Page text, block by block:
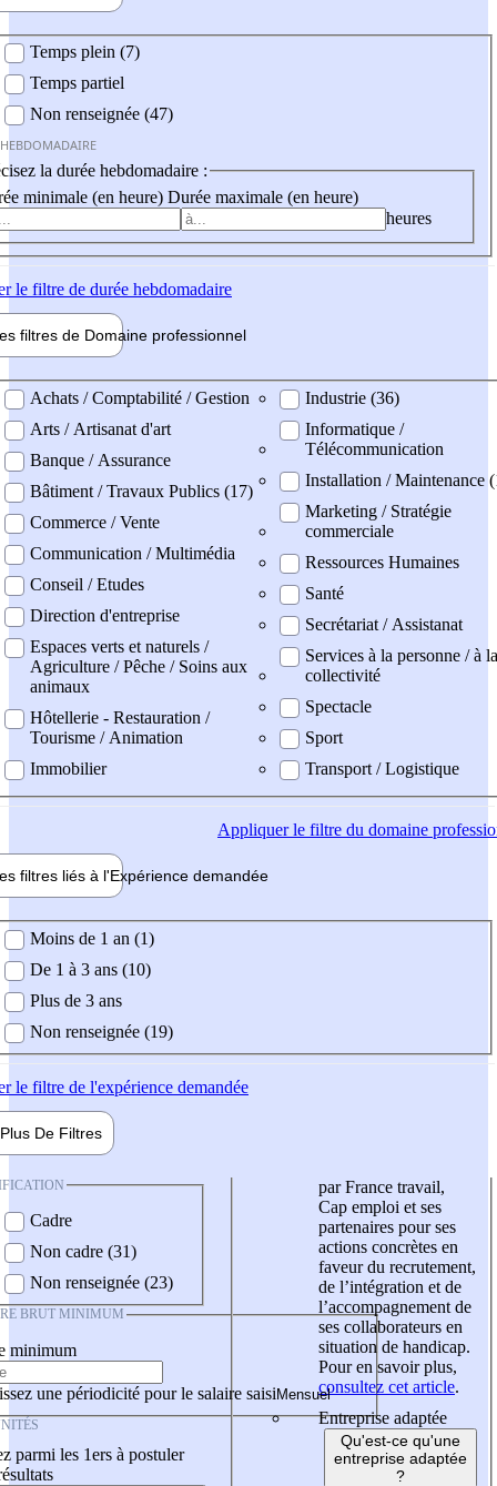
Temps plein (7)
Temps partiel
Non renseignée (47)
la durée hebdomadaire :
minimale (en heure) Durée maximale (en heure)
heures
le filtre de durée hebdomadaire
filtres de Domaine professionnel
professionel
Achats / Comptabilité / Gestion
Arts / Artisanat d'art
Banque / Assurance
Bâtiment / Travaux Publics (17)
Commerce / Vente
Communication / Multimédia
Conseil / Etudes
Direction d'entreprise
Espaces verts et naturels /
Agriculture / Pêche / Soins aux
animaux
Hôtellerie - Restauration /
Tourisme / Animation
Immobilier
Industrie (36)
Informatique /
Télécommunication
Installation / Maintenance
Marketing / Stratégie
commerciale
Ressources Humaines
Santé
Secrétariat / Assistanat
Services à la personne / à la
collectivité
Spectacle
Sport
Transport / Logistique
Appliquerle filtre du domaine
filtres liés à l'Expérience demandée
demandée
Moins de 1 an (1)
De 1 à 3 ans (10)
Plus de 3 ans
Non renseignée (19)
le filtre de l'expérience demandée
Plus De Filtres
Cadre
Non cadre (31)
Non renseignée (23)
BRUT MINIMUM
minimum
une périodicité pour le salaire saisi
parmi les 1ers à postuler
par France travail,
Cap emploi et ses
partenaires pour ses
actions concrètes en
faveur du recrutement,
de l’intégration et de
l’accompagnement de
ses collaborateurs en
situation de handicap.
Pour en savoir plus,
consultez cet article.
Entreprise adaptée
Qu'est-ce qu'une
entreprise adaptée
?